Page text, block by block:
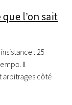
que l’on sait
: 25
Il
arbitrages côté